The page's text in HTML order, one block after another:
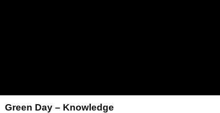
Green Day – Knowledge